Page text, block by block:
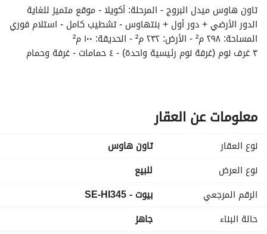
تاون هاوس ميدل البروج - المرحلة: أكويلا - موقع متميز للغاية
الدور الأرضي + دور أول + بنتهاوس - تشطيب كامل - استلام فوري
المساحة: ٢٩٨ م² - الأرض: ٢٣٢ م² - الحديقة: ١٠٠ م²
SE-HI
-----------------------------------------------------------------------------------
-----------------------------------------------------------------------------------
------------------------------------------------------------------------------
معلومات عن العقار
نوع العقار
تاون هاوس
نوع العرض
للبيع
الرقم المرجعي
بيوت - SE-HI345
حالة البناء
جاهز